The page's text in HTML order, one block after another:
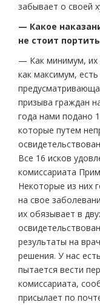
забывает о своей
— Какое
не стоит
— Как минимум, их
как максимум,
призыва граждан
года нами подано
которые путем
Все 16 исков
комиссариата
Некоторые из них
на свое
их обязывает в
результаты на
решения. У нас
пытается вести
комиссариата,
присылает по